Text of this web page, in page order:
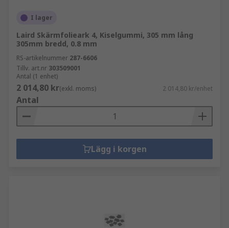
I lager
Laird Skärmfolieark 4, Kiselgummi, 305 mm lång
305mm bredd, 0.8 mm
RS-artikelnummer 287-6606
Tillv. art.nr 303509001
Antal (1 enhet)
2 014,80 kr(exkl. moms) 2 014,80 kr/enhet
Antal
Lägg i korgen